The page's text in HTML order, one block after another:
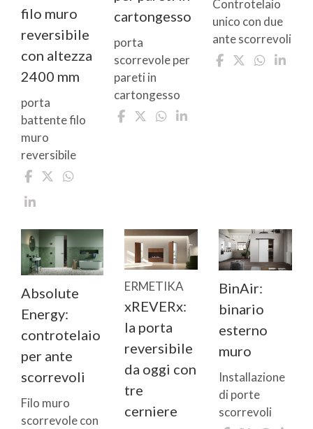
filo muro
reversibile
con altezza
2400 mm
porta
battente filo
muro
reversibile
cartongesso
porta
scorrevole per
pareti in
cartongesso
Controtelaio
unico con due
ante scorrevoli
Absolute
Energy:
controtelaio
per ante
scorrevoli
Filo muro
scorrevole con
ERMETIKA
xREVERx:
la porta
reversibile
da oggi con
tre
cerniere
BinAir:
binario
esterno
muro
Installazione
di porte
scorrevoli